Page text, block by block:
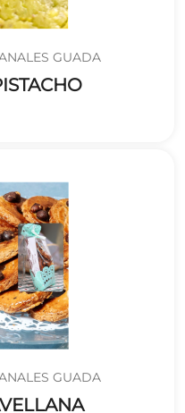
GUADA
GUADA